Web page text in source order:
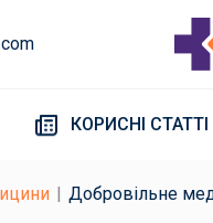
КОРИСНІ СТАТТІ
Добровільне